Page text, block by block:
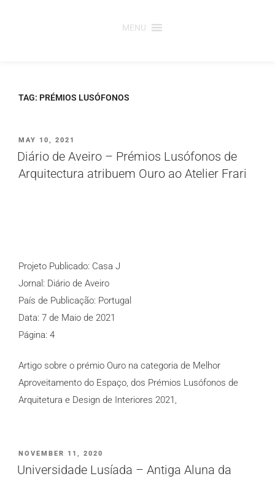
MENU
TAG: PRÉMIOS LUSÓFONOS
PUBLICADO
EM
MAY 10, 2021
Diário de Aveiro – Prémios Lusófonos de
Arquitectura atribuem Ouro ao Atelier Frari
Projeto Publicado: Casa J
Jornal: Diário de Aveiro
País de Publicação: Portugal
Data: 7 de Maio de 2021
Página: 4
Artigo sobre o prémio Ouro na categoria de Melhor
Aproveitamento do Espaço, dos Prémios Lusófonos de
Arquitetura e Design de Interiores 2021,
PUBLICADO
EM
NOVEMBER 11, 2020
Universidade Lusíada – Antiga Aluna da